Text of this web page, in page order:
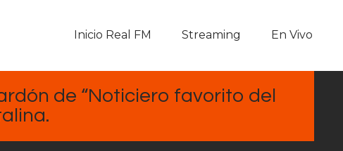
Inicio Real FM Streaming En Vivo
En Vivo
Descarga La APP
de “Noticiero favorito del